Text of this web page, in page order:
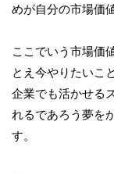
めが自分の市場価
ここでいう市場価
とえ今やりたいこ
企業でも活かせる
れるであろう夢を
す。